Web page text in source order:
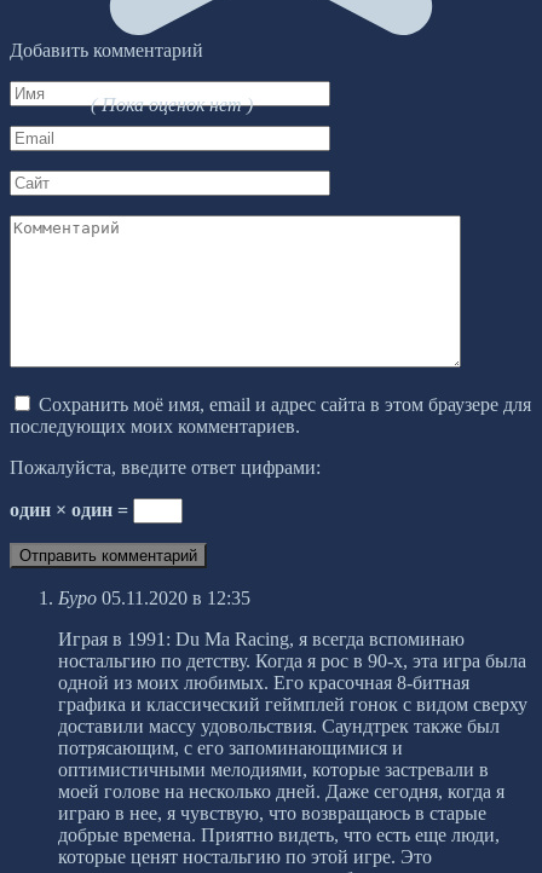
( Пока оценок нет )
Добавить комментарий
Имя
*
Email
*
Сайт
Комментарий
Сохранить моё имя, email и адрес сайта в этом браузере для
последующих моих комментариев.
Пожалуйста, введите ответ цифрами:
один × один =
Буро 05.11.2020 в 12:35
Играя в 1991: Du Ma Racing, я всегда вспоминаю
ностальгию по детству. Когда я рос в 90-х, эта игра была
одной из моих любимых. Его красочная 8-битная
графика и классический геймплей гонок с видом сверху
доставили массу удовольствия. Саундтрек также был
потрясающим, с его запоминающимися и
оптимистичными мелодиями, которые застревали в
моей голове на несколько дней. Даже сегодня, когда я
играю в нее, я чувствую, что возвращаюсь в старые
добрые времена. Приятно видеть, что есть еще люди,
которые ценят ностальгию по этой игре. Это